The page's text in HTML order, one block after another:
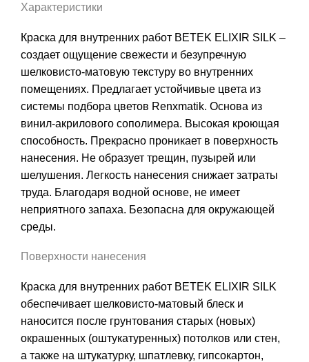
Характеристики
Краска для внутренних работ BETEK ELIXIR SILK –
создает ощущение свежести и безупречную
шелковисто-матовую текстуру во внутренних
помещениях. Предлагает устойчивые цвета из
системы подбора цветов Renxmatik. Основа из
винил-акрилового сополимера. Высокая кроющая
способность. Прекрасно проникает в поверхность
нанесения. Не образует трещин, пузырей или
шелушения. Легкость нанесения снижает затраты
труда. Благодаря водной основе, не имеет
неприятного запаха. Безопасна для окружающей
среды.
Поверхности нанесения
Краска для внутренних работ BETEK ELIXIR SILK
обеспечивает шелковисто-матовый блеск и
наносится после грунтования старых (новых)
окрашенных (оштукатуренных) потолков или стен,
а также на штукатурку, шпатлевку, гипсокартон,